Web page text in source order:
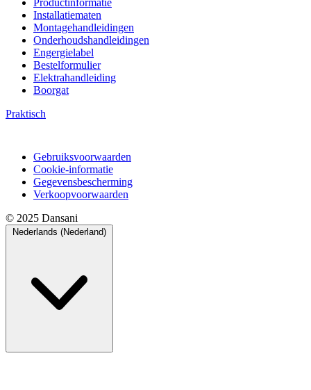
Installatiematen
Montagehandleidingen
Onderhoudshandleidingen
Engergielabel
Bestelformulier
Elektrahandleiding
Boorgat
Praktisch
Gebruiksvoorwaarden
Cookie-informatie
Gegevensbescherming
Verkoopvoorwaarden
© 2025 Dansani
Nederlands (Nederland)